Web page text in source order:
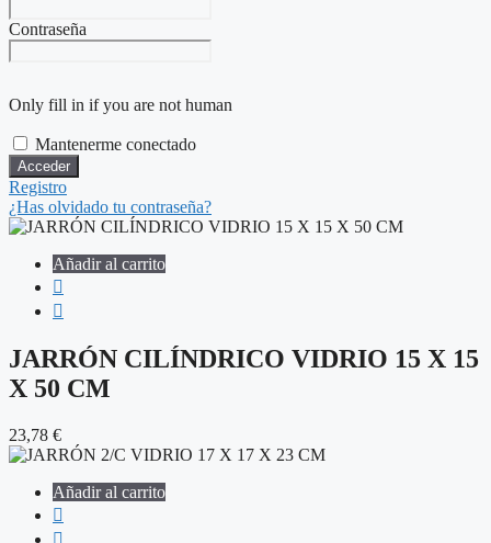
Contraseña
Only fill in if you are not human
Mantenerme conectado
Registro
¿Has olvidado tu contraseña?
Añadir al carrito
JARRÓN CILÍNDRICO VIDRIO 15 X 15
X 50 CM
23,78 €
Añadir al carrito